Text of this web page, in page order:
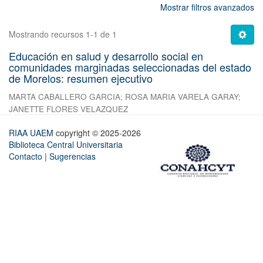
Mostrar filtros avanzados
Mostrando recursos 1-1 de 1
Educación en salud y desarrollo social en
comunidades marginadas seleccionadas del estado
de Morelos: resumen ejecutivo
MARTA CABALLERO GARCIA; ROSA MARIA VARELA GARAY;
JANETTE FLORES VELAZQUEZ
RIAA UAEM copyright © 2025-2026
Biblioteca Central Universitaria
Contacto | Sugerencias